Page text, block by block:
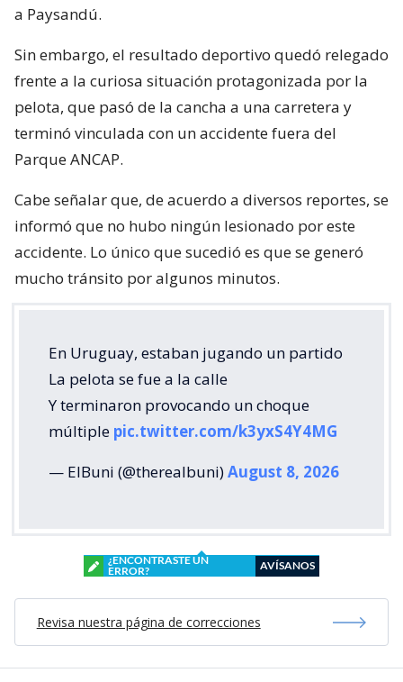
a Paysandú.
Sin embargo, el resultado deportivo quedó relegado
frente a la curiosa situación protagonizada por la
pelota, que pasó de la cancha a una carretera y
terminó vinculada con un accidente fuera del
Parque ANCAP.
Cabe señalar que, de acuerdo a diversos reportes, se
informó que no hubo ningún lesionado por este
accidente. Lo único que sucedió es que se generó
mucho tránsito por algunos minutos.
En Uruguay, estaban jugando un partido
La pelota se fue a la calle
Y terminaron provocando un choque
múltiple pic.twitter.com/k3yxS4Y4MG
— ElBuni (@therealbuni)August 8, 2026
¿ENCONTRASTE UN
ERROR?
AVÍSANOS
Revisa nuestra página de correcciones